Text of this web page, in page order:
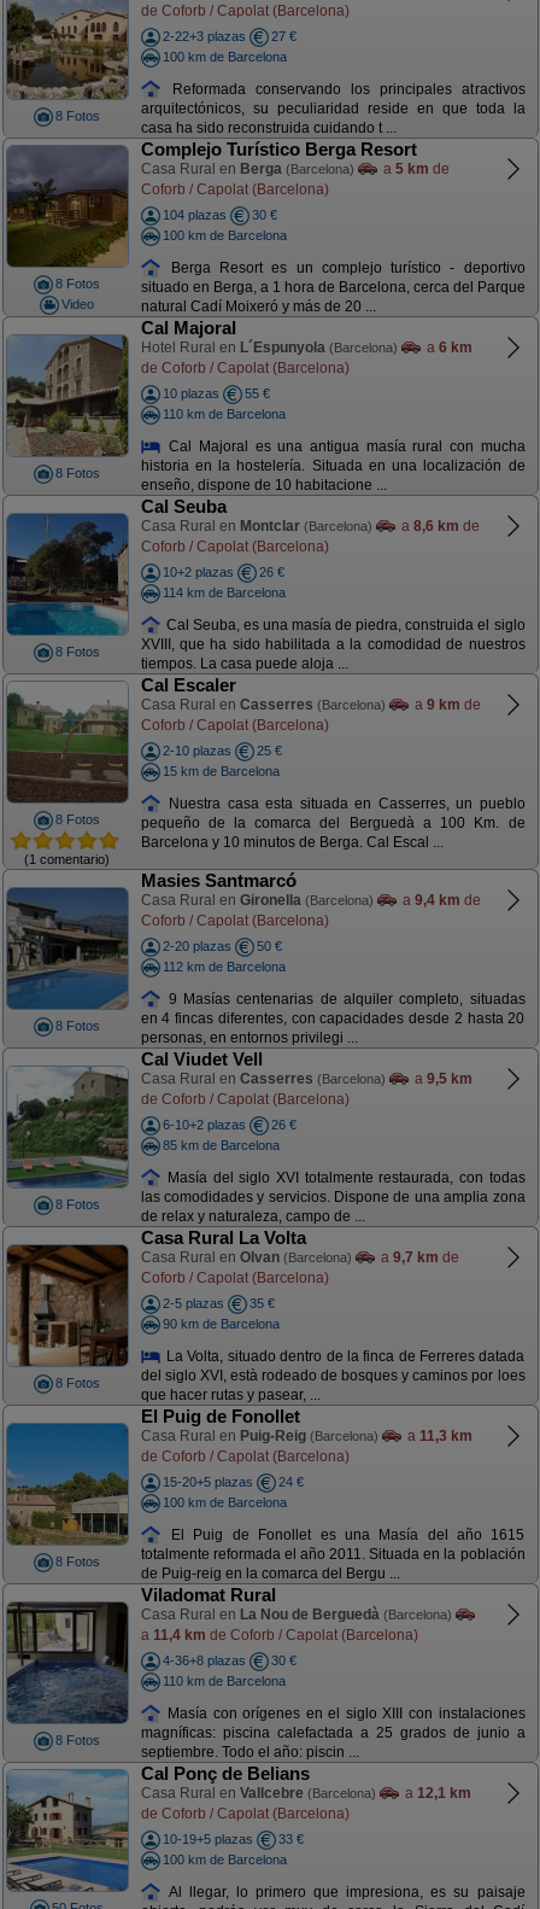
8 Fotos
de Coforb / Capolat (Barcelona)
2-22+3 plazas
27 €
100 km de Barcelona
Reformada conservando los principales atractivos
arquitectónicos, su peculiaridad reside en que toda la
casa ha sido reconstruida cuidando t ...
8 Fotos
Video
Complejo Turístico Berga Resort
Casa Rural en Berga (Barcelona) a 5 km de
Coforb / Capolat (Barcelona)
104 plazas
30 €
100 km de Barcelona
Berga Resort es un complejo turístico - deportivo
situado en Berga, a 1 hora de Barcelona, cerca del Parque
natural Cadí Moixeró y más de 20 ...
8 Fotos
Cal Majoral
Hotel Rural en L´Espunyola (Barcelona) a 6 km
de Coforb / Capolat (Barcelona)
10 plazas
55 €
110 km de Barcelona
Cal Majoral es una antigua masía rural con mucha
historia en la hostelería. Situada en una localización de
enseño, dispone de 10 habitacione ...
8 Fotos
Cal Seuba
Casa Rural en Montclar (Barcelona) a 8,6 km de
Coforb / Capolat (Barcelona)
10+2 plazas
26 €
114 km de Barcelona
Cal Seuba, es una masía de piedra, construida el siglo
XVIII, que ha sido habilitada a la comodidad de nuestros
tiempos. La casa puede aloja ...
8 Fotos
(1 comentario)
Cal Escaler
Casa Rural en Casserres (Barcelona) a 9 km de
Coforb / Capolat (Barcelona)
2-10 plazas
25 €
15 km de Barcelona
Nuestra casa esta situada en Casserres, un pueblo
pequeño de la comarca del Berguedà a 100 Km. de
Barcelona y 10 minutos de Berga. Cal Escal ...
8 Fotos
Masies Santmarcó
Casa Rural en Gironella (Barcelona) a 9,4 km de
Coforb / Capolat (Barcelona)
2-20 plazas
50 €
112 km de Barcelona
9 Masías centenarias de alquiler completo, situadas
en 4 fincas diferentes, con capacidades desde 2 hasta 20
personas, en entornos privilegi ...
8 Fotos
Cal Viudet Vell
Casa Rural en Casserres (Barcelona) a 9,5 km
de Coforb / Capolat (Barcelona)
6-10+2 plazas
26 €
85 km de Barcelona
Masía del siglo XVI totalmente restaurada, con todas
las comodidades y servicios. Dispone de una amplia zona
de relax y naturaleza, campo de ...
8 Fotos
Casa Rural La Volta
Casa Rural en Olvan (Barcelona) a 9,7 km de
Coforb / Capolat (Barcelona)
2-5 plazas
35 €
90 km de Barcelona
La Volta, situado dentro de la finca de Ferreres datada
del siglo XVI, està rodeado de bosques y caminos por loes
que hacer rutas y pasear, ...
8 Fotos
El Puig de Fonollet
Casa Rural en Puig-Reig (Barcelona) a 11,3 km
de Coforb / Capolat (Barcelona)
15-20+5 plazas
24 €
100 km de Barcelona
El Puig de Fonollet es una Masía del año 1615
totalmente reformada el año 2011. Situada en la población
de Puig-reig en la comarca del Bergu ...
8 Fotos
Viladomat Rural
Casa Rural en La Nou de Berguedà (Barcelona)
a 11,4 km de Coforb / Capolat (Barcelona)
4-36+8 plazas
30 €
110 km de Barcelona
Masía con orígenes en el siglo XIII con instalaciones
magníficas: piscina calefactada a 25 grados de junio a
septiembre. Todo el año: piscin ...
Cal Ponç de Belians
Casa Rural en Vallcebre (Barcelona) a 12,1 km
de Coforb / Capolat (Barcelona)
10-19+5 plazas
33 €
100 km de Barcelona
Al llegar, lo primero que impresiona, es su paisaje